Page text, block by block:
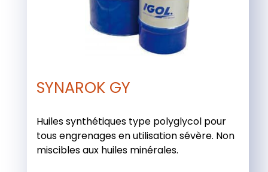
SYNAROK GY
Huiles synthétiques type polyglycol pour
tous engrenages en utilisation sévère. Non
miscibles aux huiles minérales.